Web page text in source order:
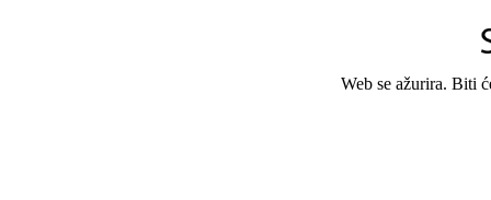
Web se ažurira. Biti